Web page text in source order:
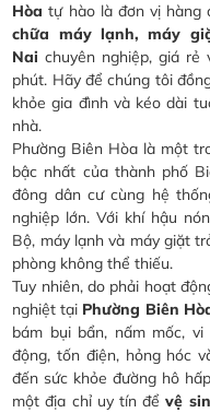
Hòa tự hào là đơn vị hàng
chữa máy lạnh, máy
Nai chuyên nghiệp, giá
phút. Hãy để chúng tôi
khỏe gia đình và kéo dài
nhà.
Phường Biên Hòa là một
bậc nhất của thành phố
đông dân cư cùng hệ
nghiệp lớn. Với khí hậu
Bộ, máy lạnh và máy giặt
phòng không thể thiếu.
Tuy nhiên, do phải hoạt
nghiệt tại Phường Biên
bám bụi bẩn, nấm mốc,
động, tốn điện, hỏng hóc
đến sức khỏe đường hô
một địa chỉ uy tín đểvệ